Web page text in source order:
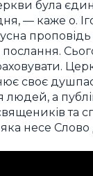
була
— каже о.
послання.
своє
а
та
яка несе